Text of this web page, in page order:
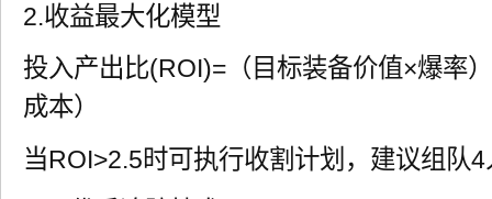
2.收益最大化模型
投入产出比(ROI)=（目标装备价值×爆率
成本）
当ROI>2.5时可执行收割计划，建议组队